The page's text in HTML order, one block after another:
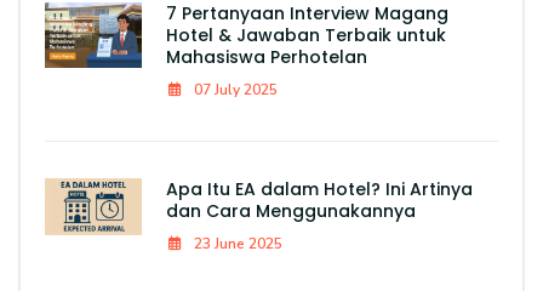
7 Pertanyaan Interview Magang
Hotel & Jawaban Terbaik untuk
Mahasiswa Perhotelan
07 July 2025
Apa Itu EA dalam Hotel? Ini Artinya
dan Cara Menggunakannya
23 June 2025